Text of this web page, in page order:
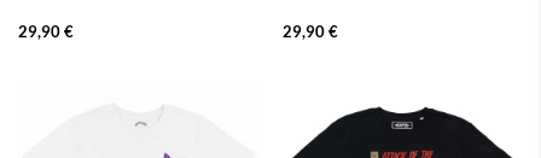
29,90 € 29,90 €